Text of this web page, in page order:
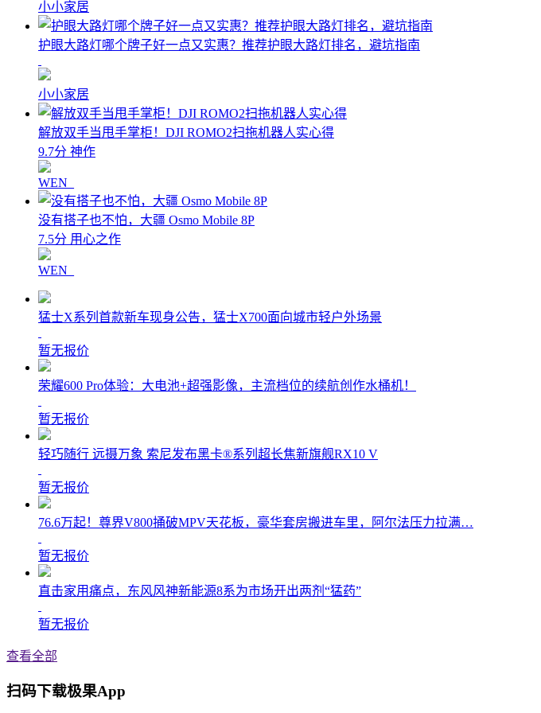
小小家居
护眼大路灯哪个牌子好一点又实惠？推荐护眼大路灯排名，避坑指南
小小家居
解放双手当甩手掌柜！DJI ROMO2扫拖机器人实心得
9.7分 神作
WEN_
没有搭子也不怕，大疆 Osmo Mobile 8P
7.5分 用心之作
WEN_
猛士X系列首款新车现身公告，猛士X700面向城市轻户外场景
暂无报价
荣耀600 Pro体验：大电池+超强影像，主流档位的续航创作水桶机！
暂无报价
轻巧随行 远摄万象 索尼发布黑卡®系列超长焦新旗舰RX10 V
暂无报价
76.6万起！尊界V800捅破MPV天花板，豪华套房搬进车里，阿尔法压力拉满…
暂无报价
直击家用痛点，东风风神新能源8系为市场开出两剂“猛药”
暂无报价
查看全部
扫码下载极果App